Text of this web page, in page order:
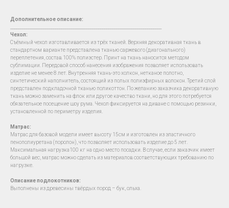
Дополнительное описание:
Чехол:
Съёмный чехол изготавливается из трёх тканей. Верхняя декоративная ткань в
стандартном варианте представлена тканью саржевого (диагонального)
переплетения, состав 100% полиэстер. Принт на ткань наносится методом
сублимации. Передовой способ нанесения изображения позволяет использовать
изделие не менее 8 лет. Внутренняя ткань-это холкон, нетканое полотно,
синтетический наполнитель, состоящий из полых полиэфирных волокон. Третий слой
представлен подкладочной тканью поликоттон. По желанию заказчика декоративную
ткань можно заменить на флок или другое качество ткани, но для этого потребуется
обязательное посещение шоу рума. Чехол фиксируется на диване с помощью резинки,
установленной по периметру изделия.
Матрас:
Матрас для базовой модели имеет высоту 15см и изготовлен из эластичного
пенополиуретана (поролон), что позволяет использовать изделие до 5 лет.
Максимальная нагрузка100 кг на одно место посадки. В случае, если заказчик имеет
большой вес, матрас можно сделать из материалов соответствующих требованию по
нагрузке.
Описание подлокотников:
Выполнены из древесины твёрдых пород – бук, ольха.